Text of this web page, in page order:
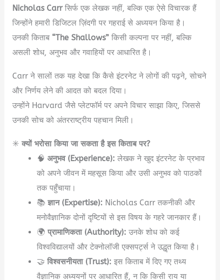
Nicholas Carrसिर्फ एक लेखक नहीं, बल्कि एक ऐसे विचारक हैं
जिन्होंने हमारी डिजिटल ज़िंदगी पर गहराई से अध्ययन किया है।
उनकी किताब“The Shallows” किसी कल्पना पर नहीं, बल्कि
असली शोध, अनुभव और गवाहियों पर आधारित है।
Carr ने सालों तक यह देखा कि कैसे इंटरनेट ने लोगों की पढ़ने, सोचने
और निर्णय लेने की आदत को बदल दिया।
उन्होंने Harvard जैसे प्लेटफॉर्म पर अपने विचार साझा किए, जिससे
उनकी सोच को अंतरराष्ट्रीय पहचान मिली।
✳️क्यों भरोसा किया जा सकता है इस किताब पर?
🧠 अनुभव (Experience): लेखक ने खुद इंटरनेट के प्रभाव
को अपने जीवन में महसूस किया और उसी अनुभव को पाठकों
तक पहुँचाया।
📚 ज्ञान (Expertise): Nicholas Carr तकनीकी और
मनोवैज्ञानिक दोनों दृष्टियों से इस विषय के गहरे जानकार हैं।
🌍 प्रामाणिकता (Authority): उनके शोध को कई
विश्वविद्यालयों और टेक्नोलॉजी एक्सपर्ट्स ने उद्धृत किया है।
🤝 विश्वसनीयता (Trust): इस किताब में दिए गए तथ्य
वैज्ञानिक अध्ययनों पर आधारित हैं, न कि किसी राय या